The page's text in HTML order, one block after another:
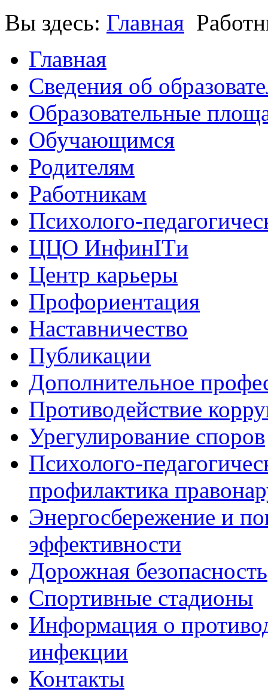
Вы здесь: Главная
Главная
Сведения об
Образовательные
Обучающимся
Родителям
Работникам
Психолого-
ЦЦО ИнфинITи
Центр карьеры
Профориентация
Наставничество
Публикации
Дополнительное
Противодействие
Урегулирование споров
Психолого-
профилактика
Энергосбережение и
эффективности
Дорожная безопасность
Спортивные стадионы
Информация о
инфекции
Контакты